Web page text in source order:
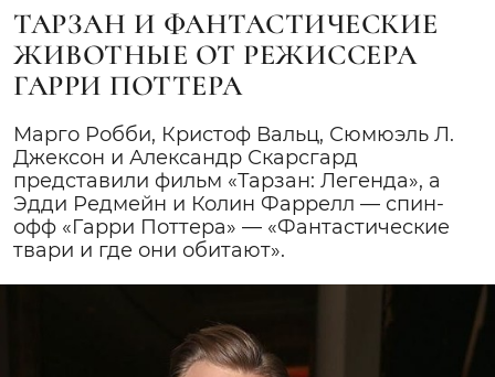
ТАРЗАН И ФАНТАСТИЧЕСКИЕ
ЖИВОТНЫЕ ОТ РЕЖИССЕРА
ГАРРИ ПОТТЕРА
Марго Робби, Кристоф Вальц, Сюмюэль Л.
Джексон и Александр Скарсгард
представили фильм «Тарзан: Легенда», а
Эдди Редмейн и Колин Фаррелл — спин-
офф «Гарри Поттера» — «Фантастические
твари и где они обитают».